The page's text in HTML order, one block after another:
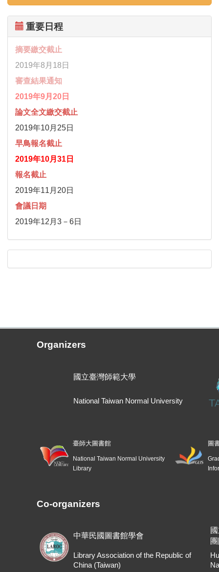
重要日程
摘要繳交截止
2019年8月18日
審查結果通知
2019年9月20日
論文全文繳交截止
2019年10月25日
早鳥報名截止
2019年10月31日
報名截止
2019年11月20日
會議日期
2019年12月3－6日
Organizers
國立臺灣師範大學
National Taiwan Normal University
臺師大圖書館
National Taiwan Normal University
Library
圖
Co-organizers
中華民國圖書館學會
Library Association of the Republic of
China (Taiwan)